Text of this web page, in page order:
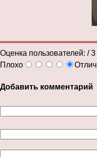
Оценка пользователей: / 3
Плохо
Добавить комментарий